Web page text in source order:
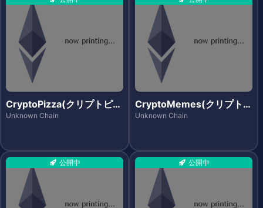
CryptoPizza(クリプトピッ
ツァ)
Unknown Chain
CryptoMemes(クリプトメ
ムズ)
Unknown Chain
公開中 公開中